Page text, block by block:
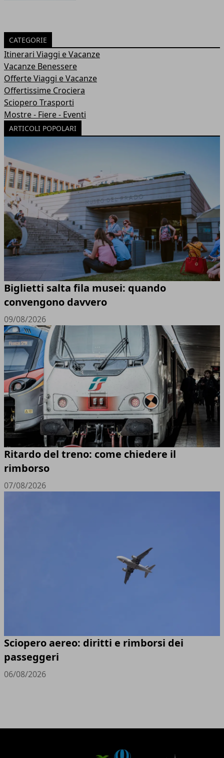
CATEGORIE
Itinerari Viaggi e Vacanze
Vacanze Benessere
Offerte Viaggi e Vacanze
Offertissime Crociera
Sciopero Trasporti
Mostre - Fiere - Eventi
ARTICOLI POPOLARI
Biglietti salta fila musei: quando
convengono davvero
09/08/2026
Ritardo del treno: come chiedere il
rimborso
07/08/2026
Sciopero aereo: diritti e rimborsi dei
passeggeri
06/08/2026